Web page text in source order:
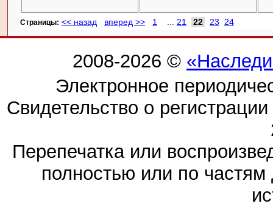
Cтраницы: << назад вперед >> 1 21 22 23 24
2008-2026 ©
Электронное
Свидетельство о
Перепечатка или
полностью или по частям